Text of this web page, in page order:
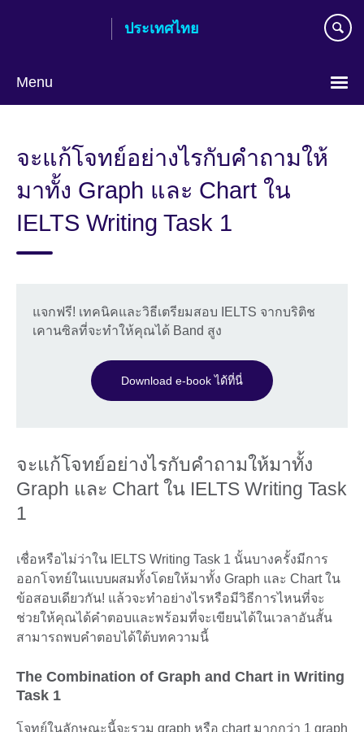
ประเทศไทย
Menu
จะแก้โจทย์อย่างไรกับคำถามให้
มาทั้ง Graph และ Chart ใน
IELTS Writing Task 1
แจกฟรี! เทคนิคและวิธีเตรียมสอบ IELTS จากบริติช
เคานซิลที่จะทำให้คุณได้ Band สูง
Download e-book ได้ที่นี่
จะแก้โจทย์อย่างไรกับคำถามให้มาทั้ง
Graph และ Chart ใน IELTS Writing Task
1
เชื่อหรือไม่ว่าใน IELTS Writing Task 1 นั้นบางครั้งมีการ
ออกโจทย์ในแบบผสมทั้งโดยให้มาทั้ง Graph และ Chart ใน
ข้อสอบเดียวกัน! แล้วจะทำอย่างไรหรือมีวิธีการไหนที่จะ
ช่วยให้คุณได้คำตอบและพร้อมที่จะเขียนได้ในเวลาอันสั้น
สามารถพบคำตอบได้ใต้บทความนี้
The Combination of Graph and Chart in Writing
Task 1
โจทย์ในลักษณะนี้จะรวม graph หรือ chart มากกว่า 1 graph